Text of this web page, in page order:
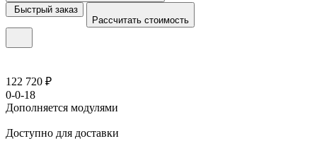
Быстрый заказ
Рассчитать стоимость
122 720 ₽
0-0-18
Дополняется модулями
Доступно для доставки